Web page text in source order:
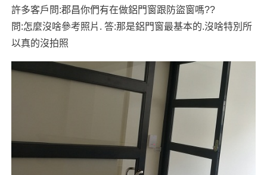
許多客戶問:郡昌你們有在做鋁門窗跟防盜窗嗎??
問:怎麼沒啥參考照片. 答:那是鋁門窗最基本的.沒啥特別所
以真的沒拍照